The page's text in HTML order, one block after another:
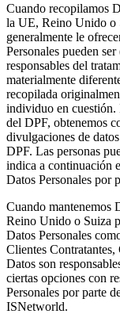
Cuando recopilamos
la UE, Reino Unido o
generalmente le
Personales pueden
responsables del
materialmente
recopilada
individuo en
del DPF, obtenemos
divulgaciones de
DPF. Las personas
indica a continuación
Datos Personales por
Cuando mantenemos
Reino Unido o Suiza
Datos Personales
Clientes
Datos son
ciertas opciones con
Personales por parte
ISNetworld.